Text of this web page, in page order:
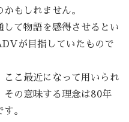
もしれません。
して物語を感得させるとい
が目指していたもので
ここ最近になって用いられ
その意味する理念は80年
。